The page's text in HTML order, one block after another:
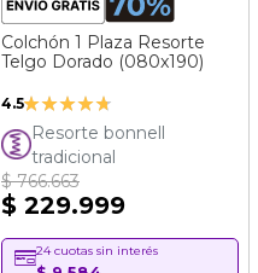
Colchón 1 Plaza Resorte
Telgo Dorado (080x190)
4.5Valoración:
89%Resorte bonnell
tradicional
$ 766.663
$ 229.999
24 cuotas sin interés